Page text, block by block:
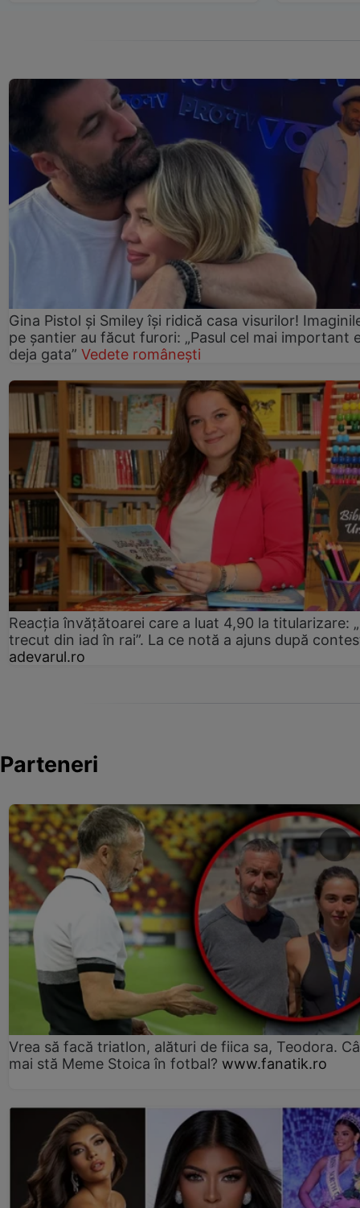
Gina Pistol și Smiley își ridică casa visurilor!
pe șantier au făcut furori: „Pasul cel mai important
deja gata” Vedete românești
Reacția învățătoarei care a luat 4,90 la titularizare:
trecut din iad în rai”. La ce notă a ajuns după
adevarul.ro
Parteneri
Vrea să facă triatlon, alături de fiica sa, Teodora.
mai stă Meme Stoica în fotbal? www.fanatik.ro